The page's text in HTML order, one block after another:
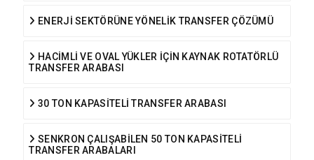
ENERJİ SEKTÖRÜNE YÖNELİK TRANSFER ÇÖZÜMÜ
HACİMLİ VE OVAL YÜKLER İÇİN KAYNAK ROTATÖRLÜ
TRANSFER ARABASI
30 TON KAPASİTELİ TRANSFER ARABASI
SENKRON ÇALIŞABİLEN 50 TON KAPASİTELİ
TRANSFER ARABALARI